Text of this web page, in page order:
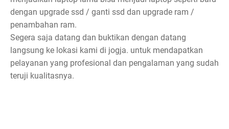
dengan upgrade ssd / ganti ssd dan upgrade ram /
penambahan ram.
Segera saja datang dan buktikan dengan datang
langsung ke lokasi kami di jogja. untuk mendapatkan
pelayanan yang profesional dan pengalaman yang sudah
teruji kualitasnya.